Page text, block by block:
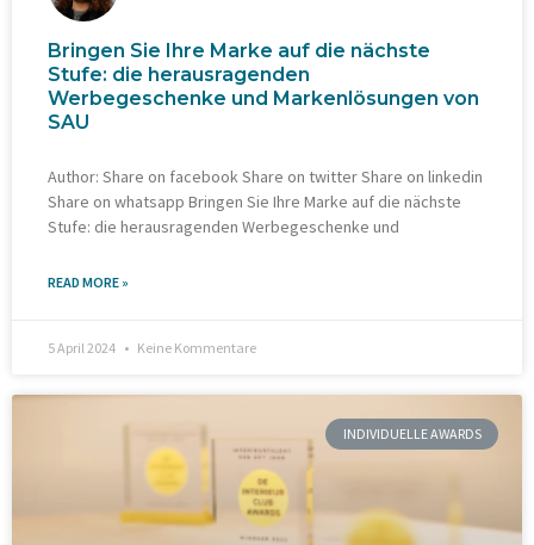
Bringen Sie Ihre Marke auf die nächste
Stufe: die herausragenden
Werbegeschenke und Markenlösungen von
SAU
Author: Share on facebook Share on twitter Share on linkedin
Share on whatsapp Bringen Sie Ihre Marke auf die nächste
Stufe: die herausragenden Werbegeschenke und
READ MORE »
5 April 2024 Keine Kommentare
INDIVIDUELLE AWARDS